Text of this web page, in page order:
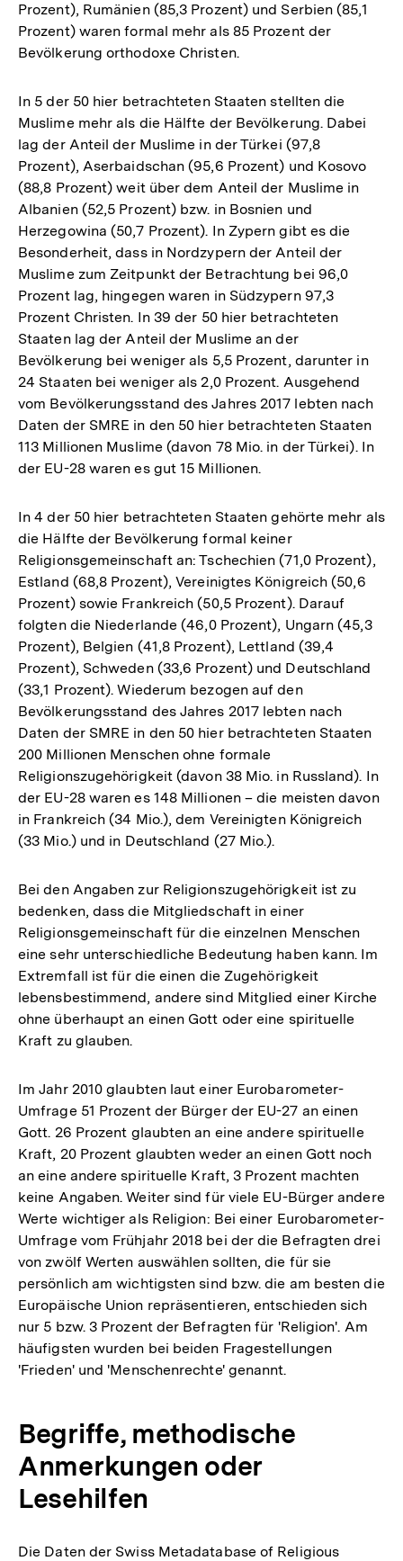
Prozent), Rumänien (85,3 Prozent) und Serbien (85,1
Prozent) waren formal mehr als 85 Prozent der
Bevölkerung orthodoxe Christen.
In 5 der 50 hier betrachteten Staaten stellten die
Muslime mehr als die Hälfte der Bevölkerung. Dabei
lag der Anteil der Muslime in der Türkei (97,8
Prozent), Aserbaidschan (95,6 Prozent) und Kosovo
(88,8 Prozent) weit über dem Anteil der Muslime in
Albanien (52,5 Prozent) bzw. in Bosnien und
Herzegowina (50,7 Prozent). In Zypern gibt es die
Besonderheit, dass in Nordzypern der Anteil der
Muslime zum Zeitpunkt der Betrachtung bei 96,0
Prozent lag, hingegen waren in Südzypern 97,3
Prozent Christen. In 39 der 50 hier betrachteten
Staaten lag der Anteil der Muslime an der
Bevölkerung bei weniger als 5,5 Prozent, darunter in
24 Staaten bei weniger als 2,0 Prozent. Ausgehend
vom Bevölkerungsstand des Jahres 2017 lebten nach
Daten der SMRE in den 50 hier betrachteten Staaten
113 Millionen Muslime (davon 78 Mio. in der Türkei). In
der EU-28 waren es gut 15 Millionen.
In 4 der 50 hier betrachteten Staaten gehörte mehr als
die Hälfte der Bevölkerung formal keiner
Religionsgemeinschaft an: Tschechien (71,0 Prozent),
Estland (68,8 Prozent), Vereinigtes Königreich (50,6
Prozent) sowie Frankreich (50,5 Prozent). Darauf
folgten die Niederlande (46,0 Prozent), Ungarn (45,3
Prozent), Belgien (41,8 Prozent), Lettland (39,4
Prozent), Schweden (33,6 Prozent) und Deutschland
(33,1 Prozent). Wiederum bezogen auf den
Bevölkerungsstand des Jahres 2017 lebten nach
Daten der SMRE in den 50 hier betrachteten Staaten
200 Millionen Menschen ohne formale
Religionszugehörigkeit (davon 38 Mio. in Russland). In
der EU-28 waren es 148 Millionen – die meisten davon
in Frankreich (34 Mio.), dem Vereinigten Königreich
(33 Mio.) und in Deutschland (27 Mio.).
Bei den Angaben zur Religionszugehörigkeit ist zu
bedenken, dass die Mitgliedschaft in einer
Religionsgemeinschaft für die einzelnen Menschen
eine sehr unterschiedliche Bedeutung haben kann. Im
Extremfall ist für die einen die Zugehörigkeit
lebensbestimmend, andere sind Mitglied einer Kirche
ohne überhaupt an einen Gott oder eine spirituelle
Kraft zu glauben.
Im Jahr 2010 glaubten laut einer Eurobarometer-
Umfrage 51 Prozent der Bürger der EU-27 an einen
Gott. 26 Prozent glaubten an eine andere spirituelle
Kraft, 20 Prozent glaubten weder an einen Gott noch
an eine andere spirituelle Kraft, 3 Prozent machten
keine Angaben. Weiter sind für viele EU-Bürger andere
Werte wichtiger als Religion: Bei einer Eurobarometer-
Umfrage vom Frühjahr 2018 bei der die Befragten drei
von zwölf Werten auswählen sollten, die für sie
persönlich am wichtigsten sind bzw. die am besten die
Europäische Union repräsentieren, entschieden sich
nur 5 bzw. 3 Prozent der Befragten für 'Religion'. Am
häufigsten wurden bei beiden Fragestellungen
'Frieden' und 'Menschenrechte' genannt.
Begriffe, methodische
Anmerkungen oder
Lesehilfen
Die Daten der Swiss Metadatabase of Religious